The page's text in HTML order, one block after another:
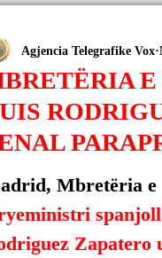
E
Agjencia Telegrafike Vox
Mbretëria e
spanjoll
Zapatero